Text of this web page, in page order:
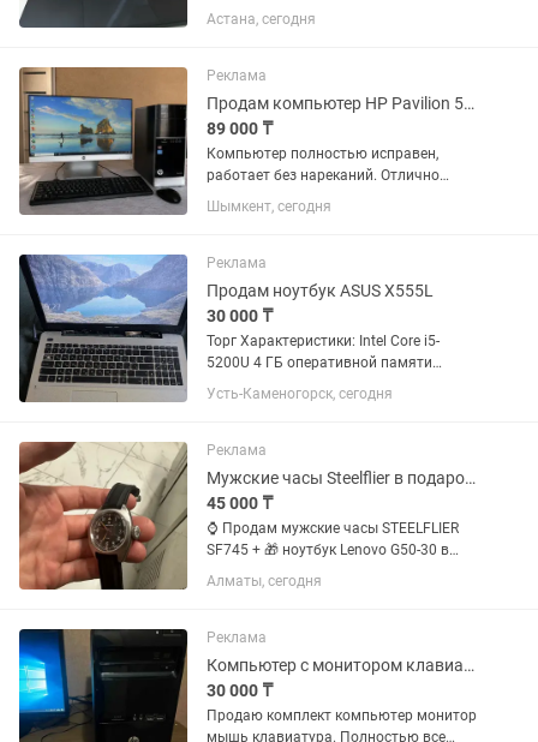
Покупался в конце 2021 года.
Последние два года практически не
стационарный ПК. Ноутбук полностью
обслужен,...
Астана, сегодня
Реклама
Продам компьютер HP Pavilion 500 (полный комплект)
89 000 ₸
Компьютер полностью исправен,
работает без нареканий. Отлично
подойдет для дома, учебы, офиса,
работы с документами, просмотра
Характеристики: • Процессор: Intel
Core...
Шымкент, сегодня
Реклама
Продам ноутбук ASUS X555L
30 000 ₸
Торг Характеристики: Intel Core i5-
5200U 4 ГБ оперативной памяти
Жесткий диск 500 ГБ Экран 15,6"
Недостатки: аккумулятор не держит
работает тачпад (пользовался...
Усть-Каменогорск, сегодня
Реклама
Мужские часы Steelflier в подарок НОУТБУК
45 000 ₸
⌚ Продам мужские часы STEELFLIER
SF745 + 🎁 ноутбук Lenovo G50-30 в
подарок! ⌚ Часы STEELFLIER SF745
Корпус из нержавеющей стали 316L.
покрытием (устойчиво к...
Алматы, сегодня
Реклама
Компьютер с монитором клавиатурой и мышью
30 000 ₸
Продаю комплект компьютер монитор
мышь клавиатура. Полностью все